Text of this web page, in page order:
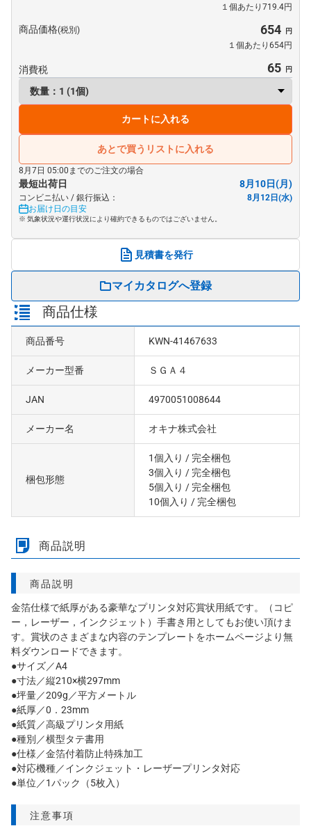
１個あたり719.4円
商品価格(税別) 654
１個あたり654円
消費税 65
カートに入れる
あとで買うリストに入れる
8月7日 05:00までのご注文の場合
最短出荷日 8月10日(月)
コンビニ払い / 銀行振込：
8月12日(水)
お届け日の目安
※ 気象状況や運行状況により確約できるものではございません。
見積書を発行
マイカタログへ登録
商品仕様
商品番号 KWN-41467633
メーカー型番 ＳＧＡ４
JAN 4970051008644
メーカー名 オキナ株式会社
梱包形態
1個入り / 完全梱包
3個入り / 完全梱包
5個入り / 完全梱包
10個入り / 完全梱包
商品説明
商品説明
金箔仕様で紙厚がある豪華なプリンタ対応賞状用紙です。（コピ
ー，レーザー，インクジェット）手書き用としてもお使い頂けま
す。賞状のさまざまな内容のテンプレートをホームページより無
料ダウンロードできます。
●サイズ／A4
●寸法／縦210×横297mm
●坪量／209g／平方メートル
●紙厚／0．23mm
●紙質／高級プリンタ用紙
●種別／横型タテ書用
●仕様／金箔付着防止特殊加工
●対応機種／インクジェット・レーザープリンタ対応
●単位／1パック（5枚入）
注意事項